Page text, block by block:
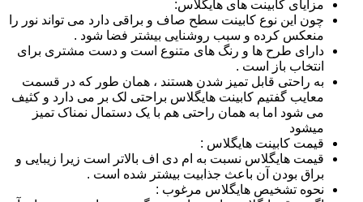
مزایای کابینت های هایگلاس:
چون این نوع کابینت سطح صاف و براقی دارد می تواند نور را
منعکس کرده و سبب روشنایی بیشتر فضا شود .
دارای طرح ها و رنگ های متنوع است و دست مشتری برای
انتخاب باز است .
به راحتی قابل تمیز شدن هستند ، همان طور که در قسمت
معایب گفتیم کابینت هایگلاس براحتی لک بر می دارد و کثیف
می شود اما به همان راحتی هم با یک دستمال نمناک تمیز
میشود
قیمت کابینت هایگلاس :
قیمت هایگلاس نسبت به ام دی اف بالاتر است زیرا زیبایی و
براق بودن آن باعث جذابیت بیشتر شده است .
نحوه تشخیص هایگلاس مرغوب :